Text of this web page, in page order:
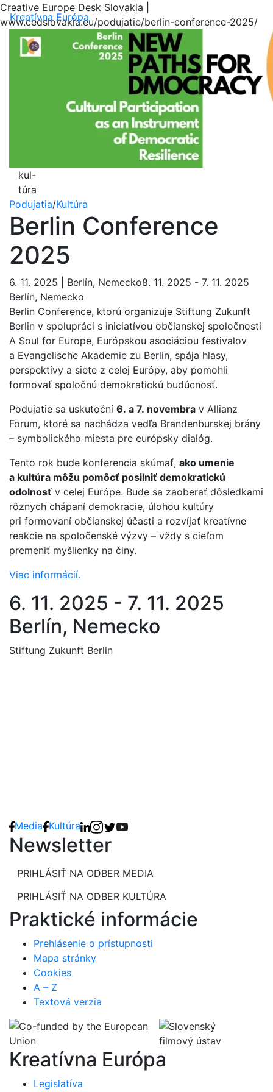
Creative Europe Desk Slovakia |
www.cedslovakia.eu/podujatie/berlin-conference-2025/
Kreatívna Európa
kul-
túra
Podujatia/Kultúra
Berlin Conference
2025
6. 11. 2025 | Berlín, Nemecko8. 11. 2025 - 7. 11. 2025
Berlín, Nemecko
Berlin Conference, ktorú organizuje Stiftung Zukunft
Berlin v spolupráci s iniciatívou občianskej spoločnosti
A Soul for Europe, Európskou asociáciou festivalov
a Evangelische Akademie zu Berlin, spája hlasy,
perspektívy a siete z celej Európy, aby pomohli
formovať spoločnú demokratickú budúcnosť.
Podujatie sa uskutoční 6. a 7. novembra v Allianz
Forum, ktoré sa nachádza vedľa Brandenburskej brány
– symbolického miesta pre európsky dialóg.
Tento rok bude konferencia skúmať, ako umenie
a kultúra môžu pomôcť posilniť demokratickú
odolnosť v celej Európe. Bude sa zaoberať dôsledkami
rôznych chápaní demokracie, úlohou kultúry
pri formovaní občianskej účasti a rozvíjať kreatívne
reakcie na spoločenské výzvy – vždy s cieľom
premeniť myšlienky na činy.
Viac informácií.
6. 11. 2025 - 7. 11. 2025
Berlín, Nemecko
Stiftung Zukunft Berlin
Media Kultúra
Newsletter
PRIHLÁSIŤ NA ODBER MEDIA
PRIHLÁSIŤ NA ODBER KULTÚRA
Praktické informácie
Prehlásenie o prístupnosti
Mapa stránky
Cookies
A – Z
Textová verzia
Kreatívna Európa
Legislatíva